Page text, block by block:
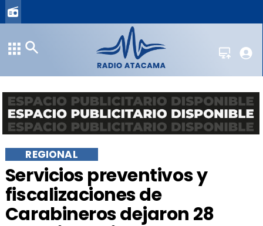
Servicios preventivos y
fiscalizaciones de
Carabineros dejaron 28
REGIONAL